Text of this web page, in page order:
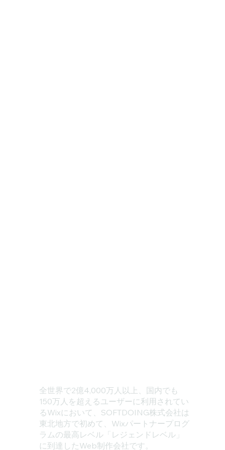
全世界で2億4,000万人以上、国内でも
150万人を超えるユーザーに利用されてい
るWixにおいて、SOFTDOING株式会社は
東北地方で初めて、Wixパートナープログ
ラムの最高レベル「レジェンドレベル」
に到達したWeb制作会社です。